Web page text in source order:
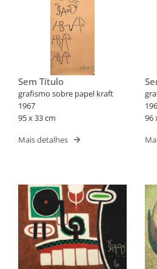
Sem Título
grafismo sobre papel kraft
1967
95 x 33 cm
Mais detalhes
96